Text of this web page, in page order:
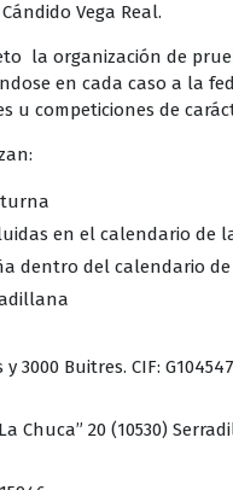
Vega Real.
la organización de
en cada caso a la
u competiciones de
en el calendario de
dentro del calendario de
3000 Buitres. CIF:
Chuca” 20 (10530)